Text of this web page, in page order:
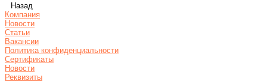
Назад
Компания
Новости
Статьи
Вакансии
Политика конфиденциальности
Сертификаты
Новости
Реквизиты